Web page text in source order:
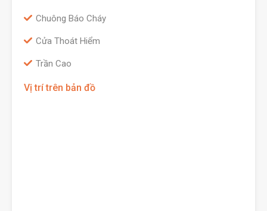
Chuông Báo Cháy
Cửa Thoát Hiểm
Trần Cao
Vị trí trên bản đồ